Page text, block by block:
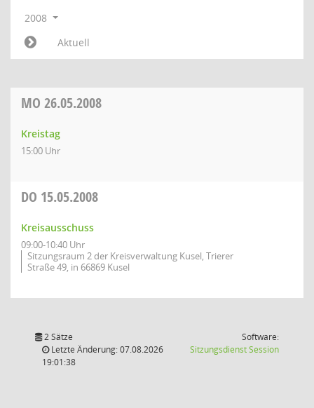
2008
Aktuell
MO 26.05.2008
Kreistag
15:00 Uhr
DO 15.05.2008
Kreisausschuss
09:00-10:40 Uhr
Sitzungsraum 2 der Kreisverwaltung Kusel, Trierer
Straße 49, in 66869 Kusel
2 Sätze
Letzte Änderung: 07.08.2026
19:01:38
Software:
SitzungsdienstSession(Wird in